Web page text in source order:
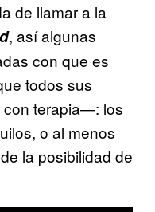
de llamar a la
, así algunas
con que es
todos sus
con terapia—: los
o al menos
la posibilidad de